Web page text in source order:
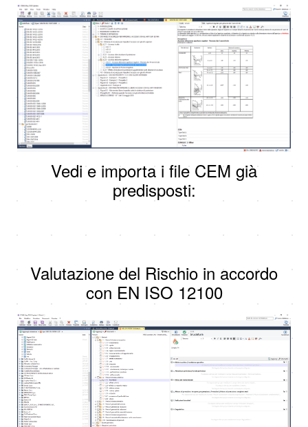
Vedi e importa i file CEM già
predisposti:
Valutazione del Rischio in accordo
con EN ISO 12100